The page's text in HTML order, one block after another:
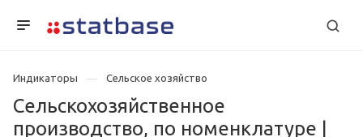
Индикаторы Сельское хозяйство
Сельскохозяйственное
производство, по номенклатуре |